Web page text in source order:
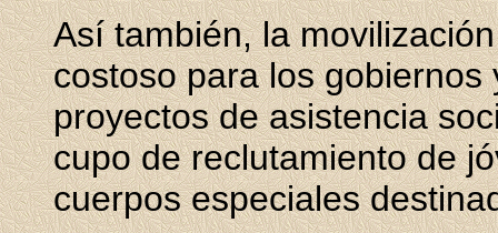
Así también, la
costoso para los
proyectos de asistencia
cupo de reclutamiento de
cuerpos especiales